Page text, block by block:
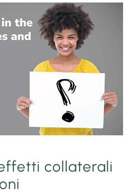
collaterali